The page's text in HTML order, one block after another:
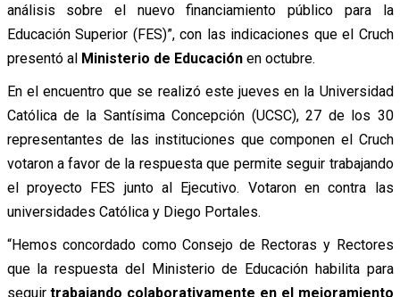
análisis sobre el nuevo financiamiento público para la
Educación Superior (FES)”, con las indicaciones que el Cruch
presentó al Ministerio de Educaciónen octubre.
En el encuentro que se realizó este jueves en la Universidad
Católica de la Santísima Concepción (UCSC), 27 de los 30
representantes de las instituciones que componen el Cruch
votaron a favor de la respuesta que permite seguir trabajando
el proyecto FES junto al Ejecutivo. Votaron en contra las
universidades Católica y Diego Portales.
“Hemos concordado como Consejo de Rectoras y Rectores
que la respuesta del Ministerio de Educación habilita para
seguirtrabajando colaborativamente en el mejoramiento